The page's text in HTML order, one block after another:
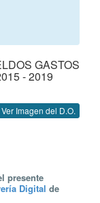
GASTOS
- 2019
Ver Imagen del D.O.
presente
Digital de